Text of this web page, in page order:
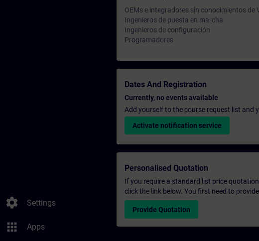
settings Settings
apps Apps
OEMs e integradores sin conocimientos de
Ingenieros de puesta en marcha
Ingenieros de configuración
Programadores
Dates And Registration
Currently, no events available
Add yourself to the course request list and
Activate notification service
Personalised Quotation
If you require a standard list price
click the link below. You first need to
Provide Quotation